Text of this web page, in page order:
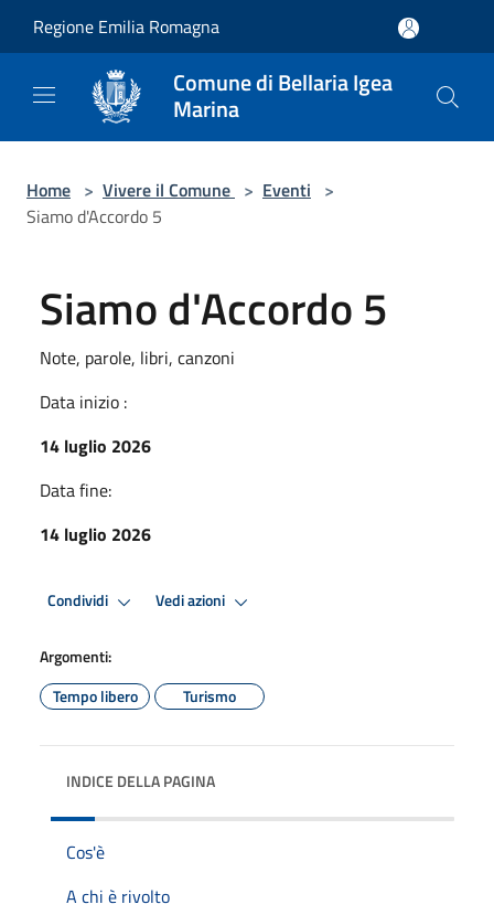
Regione Emilia Romagna
Comune di Bellaria Igea
Marina
Home > Vivere il Comune > Eventi >
Siamo d'Accordo 5
Siamo d'Accordo 5
Note, parole, libri, canzoni
Data inizio :
14 luglio 2026
Data fine:
14 luglio 2026
Condividi Vedi azioni
Argomenti:
Tempo libero
Turismo
INDICE DELLA PAGINA
Cos'è
A chi è rivolto